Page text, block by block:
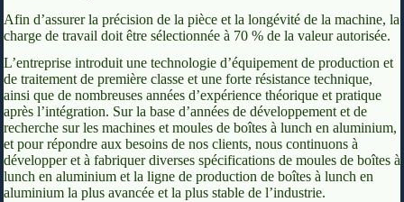
Afin d’assurer la précision de la pièce et la longévité de la machine, la
charge de travail doit être sélectionnée à 70 % de la valeur autorisée.
L’entreprise introduit une technologie d’équipement de production et
de traitement de première classe et une forte résistance technique,
ainsi que de nombreuses années d’expérience théorique et pratique
après l’intégration. Sur la base d’années de développement et de
recherche sur les machines et moules de boîtes à lunch en aluminium,
et pour répondre aux besoins de nos clients, nous continuons à
développer et à fabriquer diverses spécifications de moules de boîtes à
lunch en aluminium et la ligne de production de boîtes à lunch en
aluminium la plus avancée et la plus stable de l’industrie.